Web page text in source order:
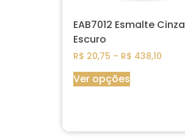
EAB7012 Esmalte Cinza
Escuro
R$ 20,75 – R$ 438,10
Ver opções